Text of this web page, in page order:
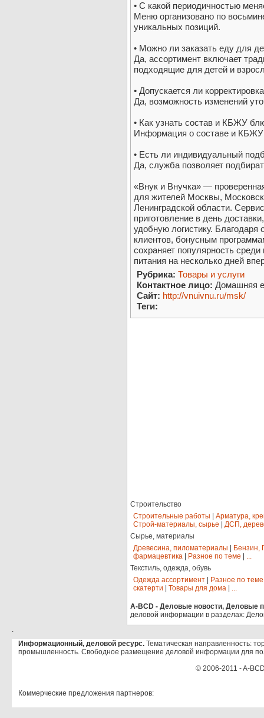
• С какой периодичностью
Меню организовано по
уникальных позиций.
• Можно ли заказать еду для
Да, ассортимент включает
подходящие для детей и
• Допускается ли
Да, возможность изменений
• Как узнать состав и КБЖУ
Информация о составе и КБЖУ
• Есть ли индивидуальный
Да, служба позволяет
«Внук и Внучка» —
для жителей Москвы,
Ленинградской области.
приготовление в день
удобную логистику.
клиентов, бонусным
сохраняет популярность
питания на несколько дней
Рубрика: Товары и услуги
Контактное лицо: Домашняя
Сайт: http://vnuivnu.ru/msk/
Теги:
Строительство
Строительные работы
Арматура,
Строй-материалы, сырье
ДСП,
Сырье, материалы
Древесина, пиломатериалы
Бензин,
фармацевтика
Разное по теме
...
Текстиль, одежда, обувь
Одежда ассортимент
Разное по теме
скатерти
Товары для дома ...
A-BCD - Деловые новости, Деловые
деловой информации в разделах:
.
Информационный, деловой ресурс. Тематическая направленность:
промышленность. Свободное размещение деловой информации для
© 2006-2011 - A-
Коммерческие предложения партнеров: